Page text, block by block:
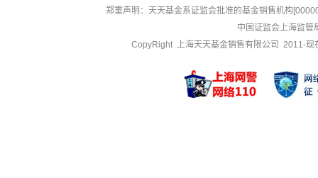
郑重声明： 天天基金系证监会批准的基金销售机构
中国证监会上海监管
CopyRight 上海天天基金销售有限公司 2011-